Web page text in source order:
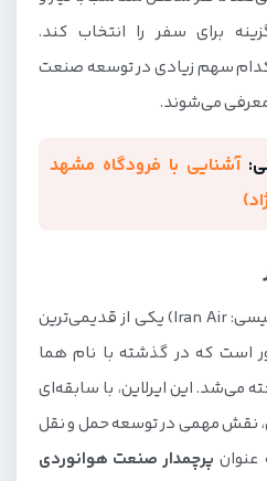
برای سفر را انتخاب کند.
سهم زیادی در توسعه صنعت
معرفی می‌شوند.
آشنایی با فرودگاه مشهد
هواپیمایی ایران ایر (به انگلیسی: Iran Air) یکی از قدیمی‌ترین
است که در گذشته با نام هما
می‌شد. این ایرلاین، با سابقه‌ای
نقش مهمی در توسعه حمل و نقل
عنوان پرچمدار صنعت هوانوردی